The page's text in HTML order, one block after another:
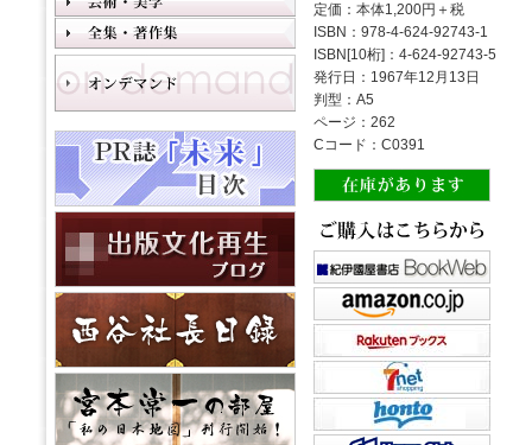
定価：本体1,200円＋税
ISBN：978-4-624-92743-1
ISBN[10桁]：4-624-92743-5
発行日：1967年12月13日
判型：A5
ページ：262
Cコード：C0391